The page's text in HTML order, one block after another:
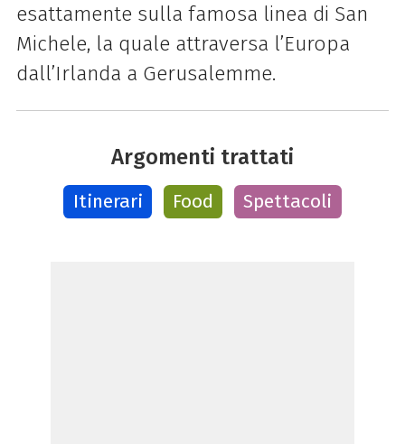
esattamente sulla famosa linea di San
Michele, la quale attraversa l’Europa
dall’Irlanda a Gerusalemme.
Argomenti trattati
Itinerari Food Spettacoli